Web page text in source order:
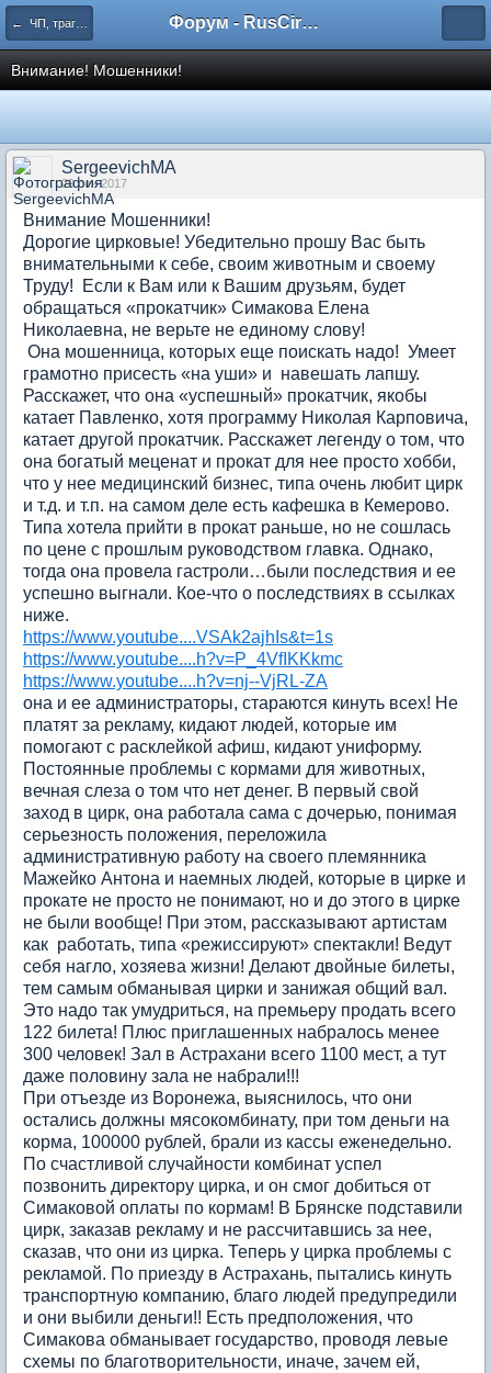
← ЧП, трагедии Форум - RusCircus.ru
Внимание! Мошенники!
SergeevichMA
29 сен 2017
Внимание Мошенники!
Дорогие цирковые! Убедительно прошу Вас быть
внимательными к себе, своим животным и своему
Труду! Если к Вам или к Вашим друзьям, будет
обращаться «прокатчик» Симакова Елена
Николаевна, не верьте не единому слову!
Она мошенница, которых еще поискать надо! Умеет
грамотно присесть «на уши» и навешать лапшу.
Расскажет, что она «успешный» прокатчик, якобы
катает Павленко, хотя программу Николая Карповича,
катает другой прокатчик. Расскажет легенду о том, что
она богатый меценат и прокат для нее просто хобби,
что у нее медицинский бизнес, типа очень любит цирк
и т.д. и т.п. на самом деле есть кафешка в Кемерово.
Типа хотела прийти в прокат раньше, но не сошлась
по цене с прошлым руководством главка. Однако,
тогда она провела гастроли…были последствия и ее
успешно выгнали. Кое-что о последствиях в ссылках
ниже.
https://www.youtube....VSAk2ajhIs&t=1s
https://www.youtube....h?v=P_4VfIKKkmc
https://www.youtube....h?v=nj--VjRL-ZA
она и ее администраторы, стараются кинуть всех! Не
платят за рекламу, кидают людей, которые им
помогают с расклейкой афиш, кидают униформу.
Постоянные проблемы с кормами для животных,
вечная слеза о том что нет денег. В первый свой
заход в цирк, она работала сама с дочерью, понимая
серьезность положения, переложила
административную работу на своего племянника
Мажейко Антона и наемных людей, которые в цирке и
прокате не просто не понимают, но и до этого в цирке
не были вообще! При этом, рассказывают артистам
как работать, типа «режиссируют» спектакли! Ведут
себя нагло, хозяева жизни! Делают двойные билеты,
тем самым обманывая цирки и занижая общий вал.
Это надо так умудриться, на премьеру продать всего
122 билета! Плюс приглашенных набралось менее
300 человек! Зал в Астрахани всего 1100 мест, а тут
даже половину зала не набрали!!!
При отъезде из Воронежа, выяснилось, что они
остались должны мясокомбинату, при том деньги на
корма, 100000 рублей, брали из кассы еженедельно.
По счастливой случайности комбинат успел
позвонить директору цирка, и он смог добиться от
Симаковой оплаты по кормам! В Брянске подставили
цирк, заказав рекламу и не рассчитавшись за нее,
сказав, что они из цирка. Теперь у цирка проблемы с
рекламой. По приезду в Астрахань, пытались кинуть
транспортную компанию, благо людей предупредили
и они выбили деньги!! Есть предположения, что
Симакова обманывает государство, проводя левые
схемы по благотворительности, иначе, зачем ей,